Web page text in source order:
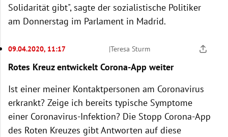
Solidarität gibt", sagte der sozialistische Politiker
am Donnerstag im Parlament in Madrid.
09.04.2020, 11:17 |Teresa Sturm
Rotes Kreuz entwickelt Corona-App weiter
Ist einer meiner Kontaktpersonen am Coronavirus
erkrankt? Zeige ich bereits typische Symptome
einer Coronavirus-Infektion? Die Stopp Corona-App
des Roten Kreuzes gibt Antworten auf diese